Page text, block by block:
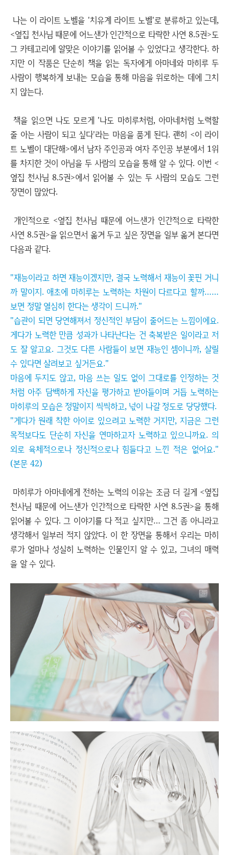
나는 이 라이트 노벨을 '치유계 라이트 노벨'로 분류하고 있는데,
<옆집 천사님 때문에 어느샌가 인간적으로 타락한 사연 8.5권>도
그 카테고리에 알맞은 이야기를 읽어볼 수 있었다고 생각한다. 하
지만 이 작품은 단순히 책을 읽는 독자에게 아마네와 마히루 두
사람이 행복하게 보내는 모습을 통해 마음을 위로하는 데에 그치
지 않는다.
책을 읽으면 나도 모르게 '나도 마히루처럼, 아마네처럼 노력할
줄 아는 사람이 되고 싶다'라는 마음을 품게 된다. 괜히 <이 라이
트 노벨이 대단해>에서 남자 주인공과 여자 주인공 부분에서 1위
를 차지한 것이 아님을 두 사람의 모습을 통해 알 수 있다. 이번 <
옆집 천사님 8.5권>에서 읽어볼 수 있는 두 사람의 모습도 그런
장면이 많았다.
개인적으로 <옆집 천사님 때문에 어느샌가 인간적으로 타락한
사연 8.5권>을 읽으면서 옮겨 두고 싶은 장면을 일부 옮겨 본다면
다음과 같다.
"재능이라고 하면 재능이겠지만, 결국 노력해서 재능이 꽃핀 거니
까 말이지. 애초에 마히루는 노력하는 차원이 다르다고 할까……
보면 정말 열심히 한다는 생각이 드니까."
"습관이 되면 당연해져서 정신적인 부담이 줄어드는 느낌이에요.
게다가 노력한 만큼 성과가 나타난다는 건 축복받은 일이라고 저
도 잘 알고요. 그것도 다른 사람들이 보면 재능인 셈이니까, 살릴
수 있다면 살려보고 싶거든요."
마음에 두지도 않고, 마음 쓰는 일도 없이 그대로를 인정하는 것
처럼 아주 담백하게 자신을 평가하고 받아들이며 거듭 노력하는
마히루의 모습은 정말이지 씩씩하고, 넋이 나갈 정도로 당당했다.
"게다가 원래 착한 아이로 있으려고 노력한 거지만, 지금은 그런
목적보다도 단순히 자신을 연마하고자 노력하고 있으니까요. 의
외로 육체적으로나 정신적으로나 힘들다고 느낀 적은 없어요."
(본문 42)
마히루가 아마네에게 전하는 노력의 이유는 조금 더 길게 <옆집
천사님 때문에 어느샌가 인간적으로 타락한 사연 8.5권>을 통해
읽어볼 수 있다. 그 이야기를 다 적고 싶지만… 그건 좀 아니라고
생각해서 일부러 적지 않았다. 이 한 장면을 통해서 우리는 마히
루가 얼마나 성실히 노력하는 인물인지 알 수 있고, 그녀의 매력
을 알 수 있다.